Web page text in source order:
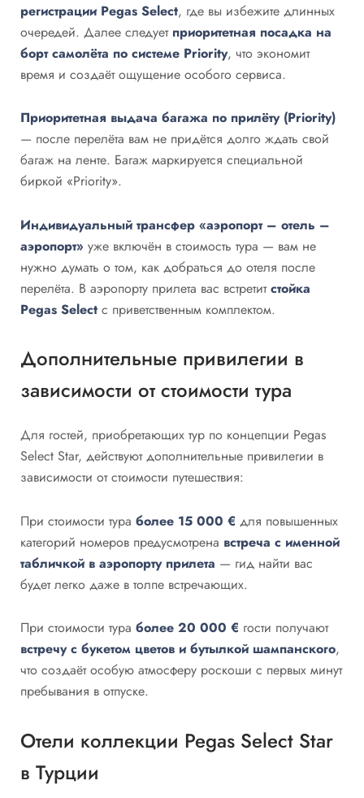
регистрации Pegas Select, где вы избежите длинных
очередей. Далее следует приоритетная посадка на
борт самолёта по системе Priority, что экономит
время и создаёт ощущение особого сервиса.
Приоритетная выдача багажа по прилёту (Priority)
— после перелёта вам не придётся долго ждать свой
багаж на ленте. Багаж маркируется специальной
биркой «Priority».
Индивидуальный трансфер «аэропорт – отель –
аэропорт» уже включён в стоимость тура — вам не
нужно думать о том, как добраться до отеля после
перелёта. В аэропорту прилета вас встретитстойка
Pegas Select с приветственным комплектом.
Дополнительные привилегии в
зависимости от стоимости тура
Для гостей, приобретающих тур по концепции Pegas
Select Star, действуют дополнительные привилегии в
зависимости от стоимости путешествия:
При стоимости тура более 15 000 € для повышенных
категорий номеров предусмотрена встреча с именной
табличкой в аэропорту прилета — гид найти вас
будет легко даже в толпе встречающих.
При стоимости тура более 20 000 € гости получают
встречу с букетом цветов и бутылкой шампанского,
что создаёт особую атмосферу роскоши с первых минут
пребывания в отпуске.
Отели коллекции Pegas Select Star
в Турции